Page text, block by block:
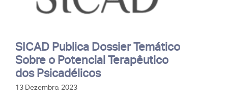
SICAD Publica Dossier Temático
Sobre o Potencial Terapêutico
dos Psicadélicos
13 Dezembro, 2023